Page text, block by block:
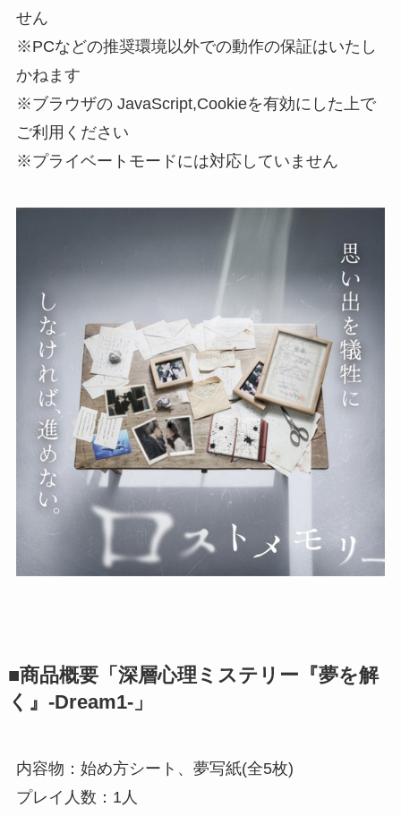
せん
※PCなどの推奨環境以外での動作の保証はいたし
かねます
※ブラウザの JavaScript,Cookieを有効にした上で
ご利⽤ください
※プライベートモードには対応していません
■商品概要「深層⼼理ミステリー『夢を解
く』-Dream1-」
内容物：始め⽅シート、夢写紙(全5枚)
プレイ⼈数：1⼈